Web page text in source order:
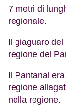
7 metri di
regionale.
Il giaguaro
regione del
Il Pantanal
regione
nella regione.